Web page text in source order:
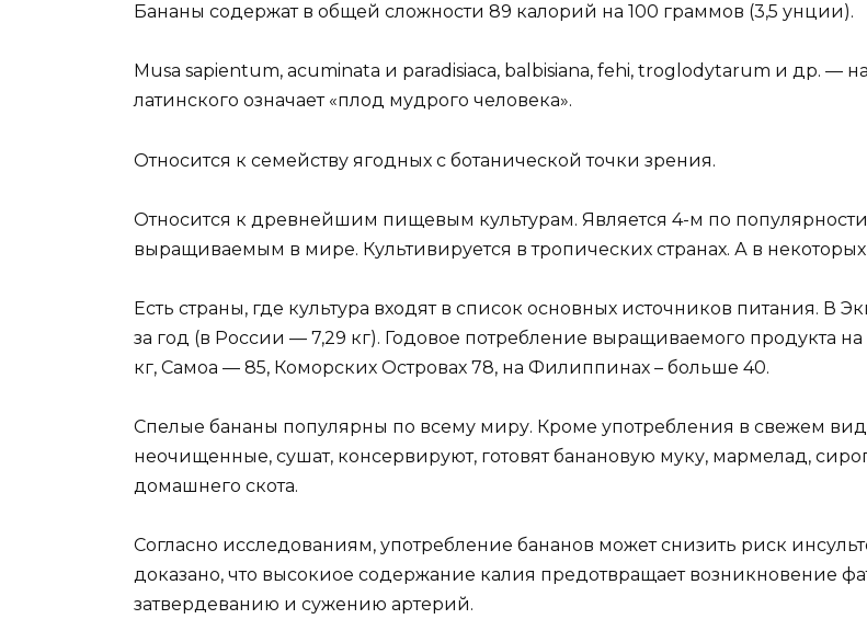
Бананы содержат в общей сложности 89 калорий на 100 граммов (3,5 унции).
Musa sapientum, acuminata и paradisiaca, balbisiana, fehi, troglodytarum и др. —
латинского означает «плод мудрого человека».
Относится к семейству ягодных с ботанической точки зрения.
Относится к древнейшим пищевым культурам. Является 4-м по
выращиваемым в мире. Культивируется в тропических странах. А в некоторых
Есть страны, где культура входят в список основных источников питания. В
за год (в России — 7,29 кг). Годовое потребление выращиваемого продукта
кг, Самоа — 85, Коморских Островах 78, на Филиппинах – больше 40.
Спелые бананы популярны по всему миру. Кроме употребления в свежем
неочищенные, сушат, консервируют, готовят банановую муку, мармелад,
домашнего скота.
Согласно исследованиям, употребление бананов может снизить риск
доказано, что высокиое содержание калия предотвращает возникновение
затвердеванию и сужению артерий.